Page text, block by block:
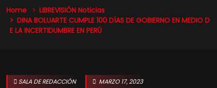
Home
LIBREVISIÓN Noticias
DINA BOLUARTE CUMPLE 100 DÍAS DE GOBIERNO EN MEDIO D
E LA INCERTIDUMBRE EN PERÚ
SALA DE REDACCIÓN MARZO 17, 2023